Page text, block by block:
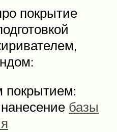
покрытие
покрытием:
нанесение базы